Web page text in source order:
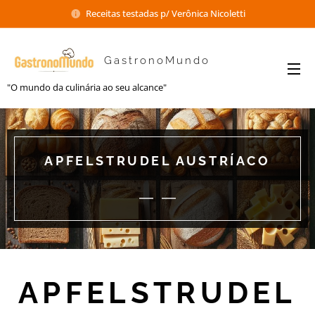
Receitas testadas p/ Verônica Nicoletti
GastronoMundo
"O mundo da culinária ao seu alcance"
APFELSTRUDEL AUSTRÍACO
APFELSTRUDEL